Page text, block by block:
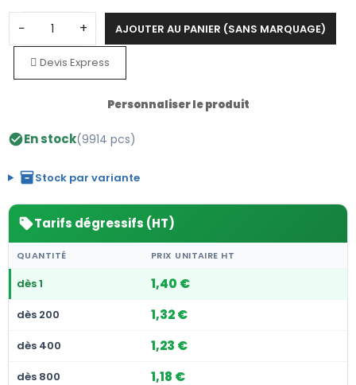
− + AJOUTER AU PANIER (SANS MARQUAGE)
Devis Express
Personnaliser le produit
check_circleEn stock(9914 pcs)
inventory_2Stock par variante
sellTarifs dégressifs (HT)
QUANTITÉ PRIX UNITAIRE HT
dès 1 1,40 €
dès 200 1,32 €
dès 400 1,23 €
dès 800 1,18 €